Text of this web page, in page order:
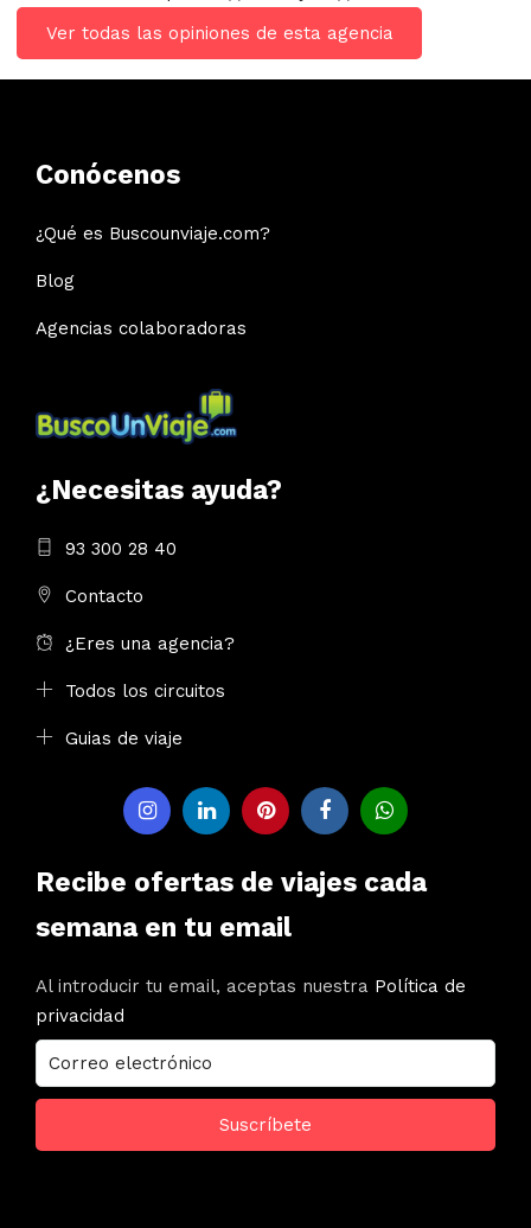
Ver todas las opiniones de esta agencia
Conócenos
¿Qué es Buscounviaje.com?
Blog
Agencias colaboradoras
¿Necesitas ayuda?
93 300 28 40
Contacto
¿Eres una agencia?
Todos los circuitos
Guias de viaje
Recibe ofertas de viajes cada
semana en tu email
Al introducir tu email, aceptas nuestra Política de
privacidad